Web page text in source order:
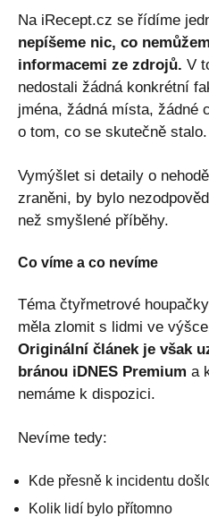
Na iRecept.cz se řídíme
nepíšeme nic, co
informacemi ze zdrojů. V
nedostali žádná konkrétní
jména, žádná místa, žádné
o tom, co se skutečně stalo.
Vymýšlet si detaily o
zraněni, by bylo
než smyšlené příběhy.
Co víme a co nevíme
Téma čtyřmetrové
měla zlomit s lidmi ve
Originální článek je však
bránou iDNES Premium a
nemáme k dispozici.
Nevíme tedy:
Kde přesně k incidentu
Kolik lidí bylo přítomno